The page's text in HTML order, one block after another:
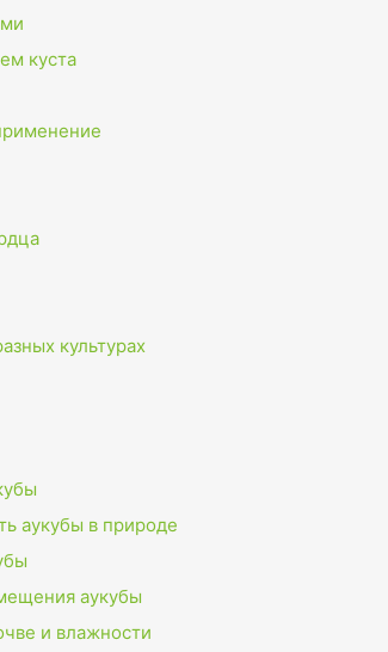
куста
культурах
аукубы в природе
аукубы
и влажности